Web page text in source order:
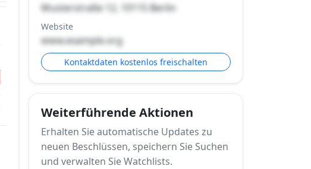
Musterstraße 12, 10115 Berlin
Website
www.example.org
Kontaktdaten kostenlos freischalten
Weiterführende Aktionen
Erhalten Sie automatische Updates zu
neuen Beschlüssen, speichern Sie Suchen
und verwalten Sie Watchlists.